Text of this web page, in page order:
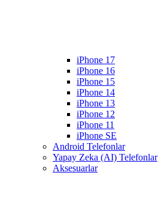
iPhone 17
iPhone 16
iPhone 15
iPhone 14
iPhone 13
iPhone 12
iPhone 11
iPhone SE
Android Telefonlar
Yapay Zeka (AI) Telefonlar
Aksesuarlar